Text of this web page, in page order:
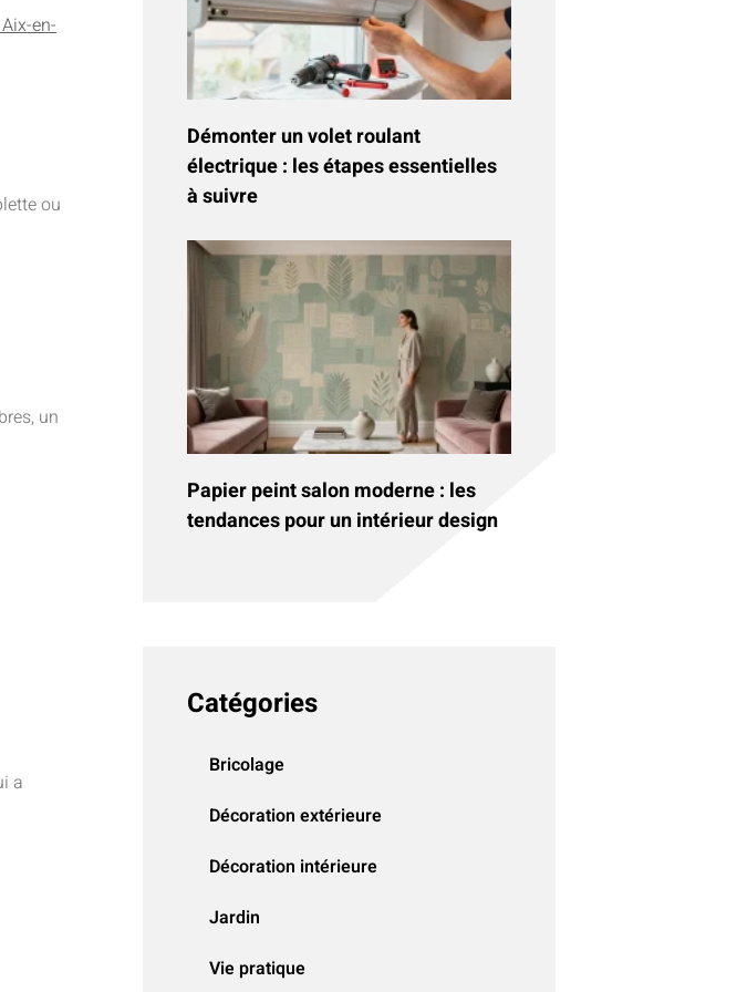
en-
ou
un
a
Démonter un volet roulant
électrique : les étapes essentielles
à suivre
Papier peint salon moderne : les
tendances pour un intérieur design
Catégories
Bricolage
Décoration extérieure
Décoration intérieure
Jardin
Vie pratique